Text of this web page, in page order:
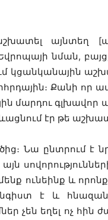
այնտեղ
նման,
կցանկանային
Քանի որ
մարդու գլխավոր
էր թե
Նա ընտրում է
ունեինք և
է և
չեն եղել ոչ հին